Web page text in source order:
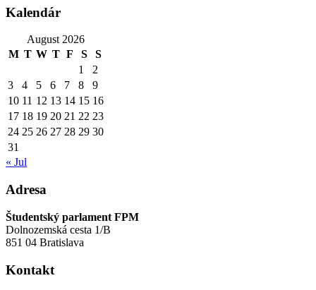
Kalendár
August 2026
M T W T F S
S
1
2
3
4 5 6 7 8
9
10 11 12 13 14 15 16
17 18 19 20 21 22 23
24 25 26 27 28 29 30
31
« Jul
Adresa
Študentský parlament FPM
Dolnozemská cesta 1/B
851 04 Bratislava
Kontakt